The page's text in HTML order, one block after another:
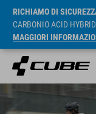
RICHIAMO DI
CARBONIO ACID
MAGGIORI